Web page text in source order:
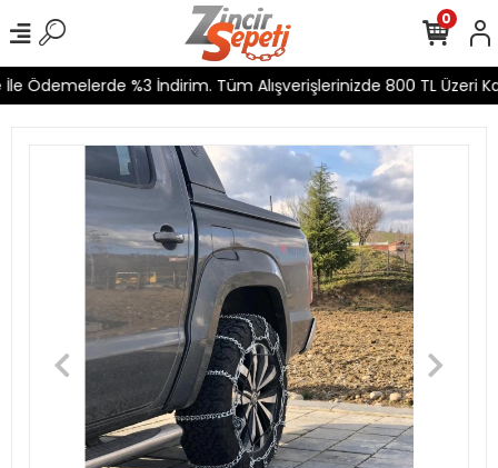
Ödemelerde %3 İndirim. Tüm Alışverişlerinizde 800 TL Üzeri
0